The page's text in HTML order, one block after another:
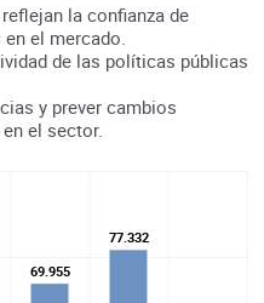
la confianza de
el mercado.
de las políticas públicas
y prever cambios
el sector.
69.955
69.955
77.332
77.332